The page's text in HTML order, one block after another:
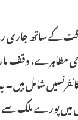
کے ساتھ
مظاہرے،